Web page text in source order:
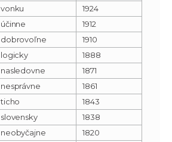
vonku
1924
účinne
1912
dobrovoľne
1910
logicky
1888
nasledovne
1871
nesprávne
1861
ticho
1843
slovensky
1838
neobyčajne
1820